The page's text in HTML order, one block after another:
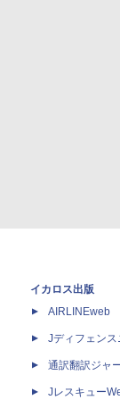
イカロス出版
AIRLINEweb
Jディフェンス
通訳翻訳ジャ
Jレスキュー